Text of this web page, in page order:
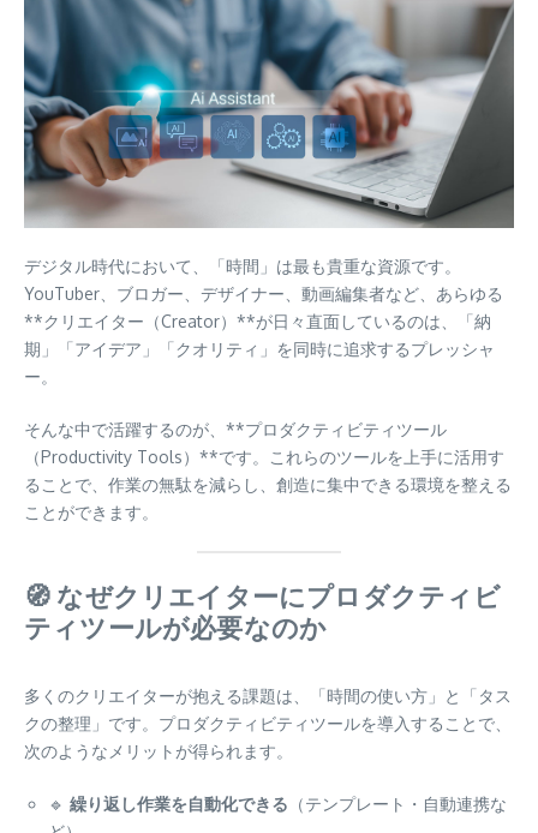
デジタル時代において、「時間」は最も貴重な資源です。
YouTuber、ブロガー、デザイナー、動画編集者など、あらゆる
**クリエイター（Creator）**が日々直面しているのは、「納
期」「アイデア」「クオリティ」を同時に追求するプレッシャ
ー。
そんな中で活躍するのが、**プロダクティビティツール
（Productivity Tools）**です。これらのツールを上手に活用す
ることで、作業の無駄を減らし、創造に集中できる環境を整える
ことができます。
🧭 なぜクリエイターにプロダクティビ
ティツールが必要なのか
多くのクリエイターが抱える課題は、「時間の使い方」と「タス
クの整理」です。プロダクティビティツールを導入することで、
次のようなメリットが得られます。
🔹 繰り返し作業を自動化できる （テンプレート・自動連携な